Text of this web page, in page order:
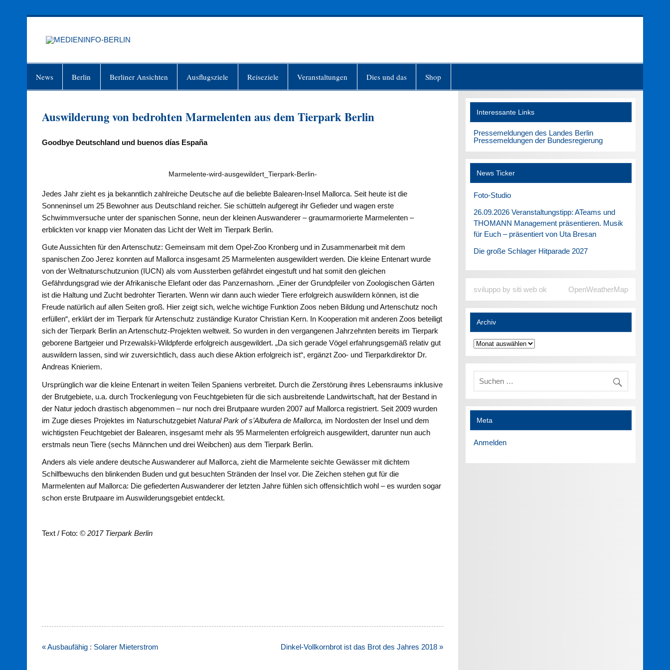
News Berlin Berliner Ansichten Ausflugsziele Reiseziele Veranstaltungen Dies und das Shop
Auswilderung von bedrohten Marmelenten aus dem Tierpark Berlin
Goodbye Deutschland und buenos días España
Marmelente-wird-ausgewildert_Tierpark-Berlin-
Jedes Jahr zieht es ja bekanntlich zahlreiche Deutsche auf die beliebte Balearen-Insel Mallorca. Seit heute ist die
Sonneninsel um 25 Bewohner aus Deutschland reicher. Sie schütteln aufgeregt ihr Gefieder und wagen erste
Schwimmversuche unter der spanischen Sonne, neun der kleinen Auswanderer – graumarmorierte Marmelenten –
erblickten vor knapp vier Monaten das Licht der Welt im Tierpark Berlin.
Gute Aussichten für den Artenschutz: Gemeinsam mit dem Opel-Zoo Kronberg und in Zusammenarbeit mit dem
spanischen Zoo Jerez konnten auf Mallorca insgesamt 25 Marmelenten ausgewildert werden. Die kleine Entenart wurde
von der Weltnaturschutzunion (IUCN) als vom Aussterben gefährdet eingestuft und hat somit den gleichen
Gefährdungsgrad wie der Afrikanische Elefant oder das Panzernashorn. „Einer der Grundpfeiler von Zoologischen Gärten
ist die Haltung und Zucht bedrohter Tierarten. Wenn wir dann auch wieder Tiere erfolgreich auswildern können, ist die
Freude natürlich auf allen Seiten groß. Hier zeigt sich, welche wichtige Funktion Zoos neben Bildung und Artenschutz noch
erfüllen“, erklärt der im Tierpark für Artenschutz zuständige Kurator Christian Kern. In Kooperation mit anderen Zoos beteiligt
sich der Tierpark Berlin an Artenschutz-Projekten weltweit. So wurden in den vergangenen Jahrzehnten bereits im Tierpark
geborene Bartgeier und Przewalski-Wildpferde erfolgreich ausgewildert. „Da sich gerade Vögel erfahrungsgemäß relativ gut
auswildern lassen, sind wir zuversichtlich, dass auch diese Aktion erfolgreich ist“, ergänzt Zoo- und Tierparkdirektor Dr.
Andreas Knieriem.
Ursprünglich war die kleine Entenart in weiten Teilen Spaniens verbreitet. Durch die Zerstörung ihres Lebensraums inklusive
der Brutgebiete, u.a. durch Trockenlegung von Feuchtgebieten für die sich ausbreitende Landwirtschaft, hat der Bestand in
der Natur jedoch drastisch abgenommen – nur noch drei Brutpaare wurden 2007 auf Mallorca registriert. Seit 2009 wurden
im Zuge dieses Projektes im NaturschutzgebietNatural Park of s’Albufera de Mallorca, im Nordosten der Insel und dem
wichtigsten Feuchtgebiet der Balearen, insgesamt mehr als 95 Marmelenten erfolgreich ausgewildert, darunter nun auch
erstmals neun Tiere (sechs Männchen und drei Weibchen) aus dem Tierpark Berlin.
Anders als viele andere deutsche Auswanderer auf Mallorca, zieht die Marmelente seichte Gewässer mit dichtem
Schilfbewuchs den blinkenden Buden und gut besuchten Stränden der Insel vor. Die Zeichen stehen gut für die
Marmelenten auf Mallorca: Die gefiederten Auswanderer der letzten Jahre fühlen sich offensichtlich wohl – es wurden sogar
schon erste Brutpaare im Auswilderungsgebiet entdeckt.
Text / Foto: © 2017 Tierpark Berlin
Beitragsnavigation
« Ausbaufähig : Solarer Mieterstrom Dinkel-Vollkornbrot ist das Brot des Jahres 2018 »
Interessante Links
Pressemeldungen des Landes Berlin
Pressemeldungen der Bundesregierung
News Ticker
Foto-Studio
26.09.2026 Veranstaltungstipp: ATeams und
THOMANN Management präsentieren. Musik
für Euch – präsentiert von Uta Bresan
Die große Schlager Hitparade 2027
sviluppo by siti web ok OpenWeatherMap
Archiv
Archiv
Meta
Anmelden